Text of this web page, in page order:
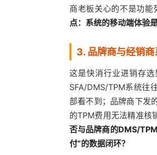
商老板关心的不是功能
点：系统的移动端体验
3. 品牌商与经销
这是快消行业进销存
SFA/DMS/TPM系统往
部看不到；品牌商下发
的TPM费用无法精准核
否与品牌商的DMS/
付”的数据闭环？